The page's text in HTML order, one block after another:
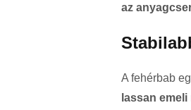
az
A fehérbab
lassan